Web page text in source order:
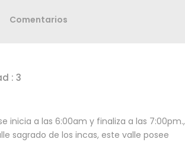
Comentarios
: 3
inicia a las 6:00am y finaliza a las 7:00pm.,
sagrado de los incas, este valle posee